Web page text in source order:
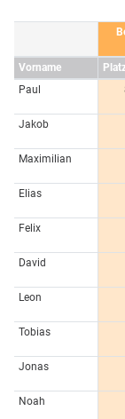
Vorname
Paul
Jakob
Maximilian
Elias
Felix
David
Leon
Tobias
Jonas
Noah